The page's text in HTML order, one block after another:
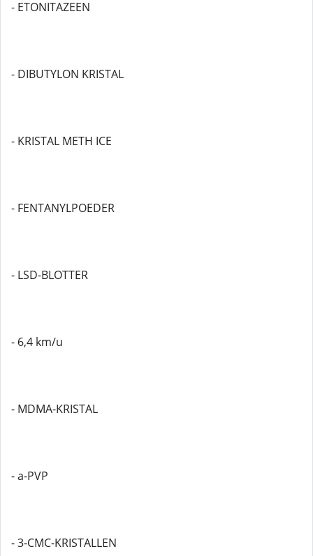
- ETONITAZEEN
- DIBUTYLON KRISTAL
- KRISTAL METH ICE
- FENTANYLPOEDER
- LSD-BLOTTER
- 6,4 km/u
- MDMA-KRISTAL
- a-PVP
- 3-CMC-KRISTALLEN